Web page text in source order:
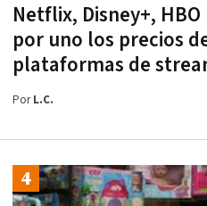
Netflix, Disney+,
por uno los precios
plataformas de
PorL.C.